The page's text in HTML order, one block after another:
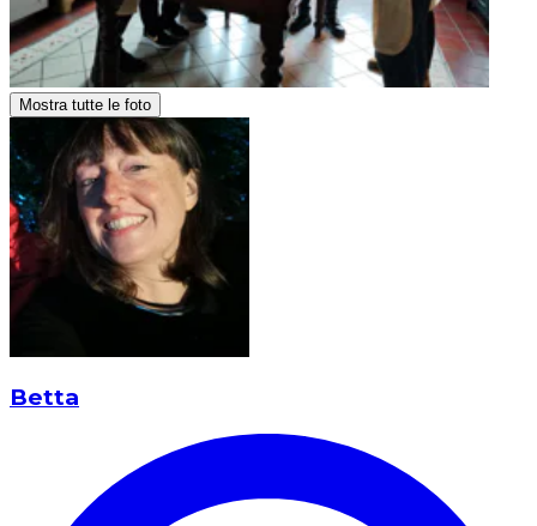
Mostra tutte le foto
Betta